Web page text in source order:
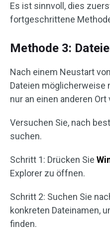
Es ist sinnvoll, dies
fortgeschrittene
Methode 3:
Nach einem Neustart
Dateien möglicherweise
nur an einen anderen
Versuchen Sie, nach
suchen.
Schritt 1: Drücken Sie
Explorer zu öffnen.
Schritt 2: Suchen Sie
konkreten Dateinamen,
finden.